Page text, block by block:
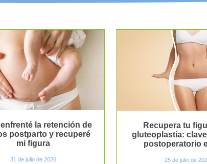
la retención de
postparto y recuperé
mi figura
31 de julio de 2026
Recupera tu
gluteoplastía:
postoperatorio
25 de julio de